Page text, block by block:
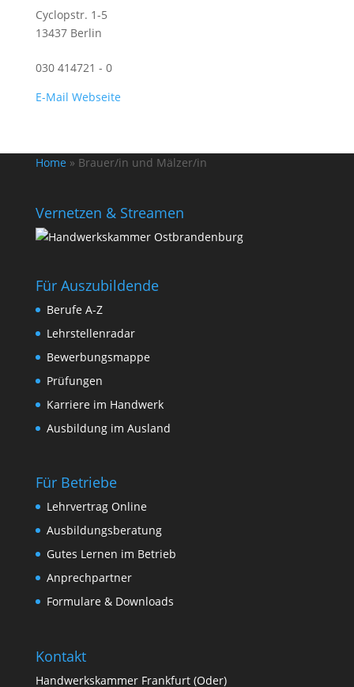
Cyclopstr. 1-5
13437 Berlin
030 414721 - 0
E-Mail Webseite
Home » Brauer/in und Mälzer/in
Vernetzen & Streamen
Für Auszubildende
Berufe A-Z
Lehrstellenradar
Bewerbungsmappe
Prüfungen
Karriere im Handwerk
Ausbildung im Ausland
Für Betriebe
Lehrvertrag Online
Ausbildungsberatung
Gutes Lernen im Betrieb
Anprechpartner
Formulare & Downloads
Kontakt
Handwerkskammer Frankfurt (Oder)